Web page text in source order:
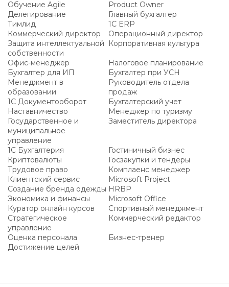
Обучение Agile
Product Owner
Делегирование
Главный бухгалтер
Тимлид
1С ERP
Коммерческий директор
Операционный директор
Защита интеллектуальной
собственности
Корпоративная культура
Офис-менеджер
Налоговое планирование
Бухгалтер для ИП
Бухгалтер при УСН
Менеджмент в
образовании
Руководитель отдела
продаж
1С Документооборот
Бухгалтерский учет
Наставничество
Менеджер по туризму
Государственное и
муниципальное
управление
Заместитель директора
1С Бухгалтерия
Гостиничный бизнес
Криптовалюты
Госзакупки и тендеры
Трудовое право
Комплаенс менеджер
Клиентский сервис
Microsoft Project
Создание бренда одежды HRBP
Экономика и финансы
Microsoft Office
Куратор онлайн курсов
Спортивный менеджмент
Стратегическое
управление
Коммерческий редактор
Оценка персонала
Бизнес-тренер
Достижение целей